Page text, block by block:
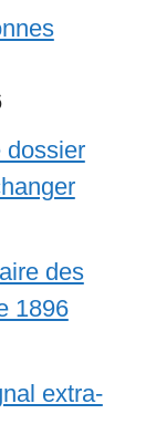
dossier
des
1896
extra-